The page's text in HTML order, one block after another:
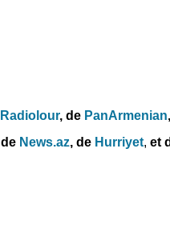
Radiolour, de PanArmenian
de News.az, de Hurriyet, et